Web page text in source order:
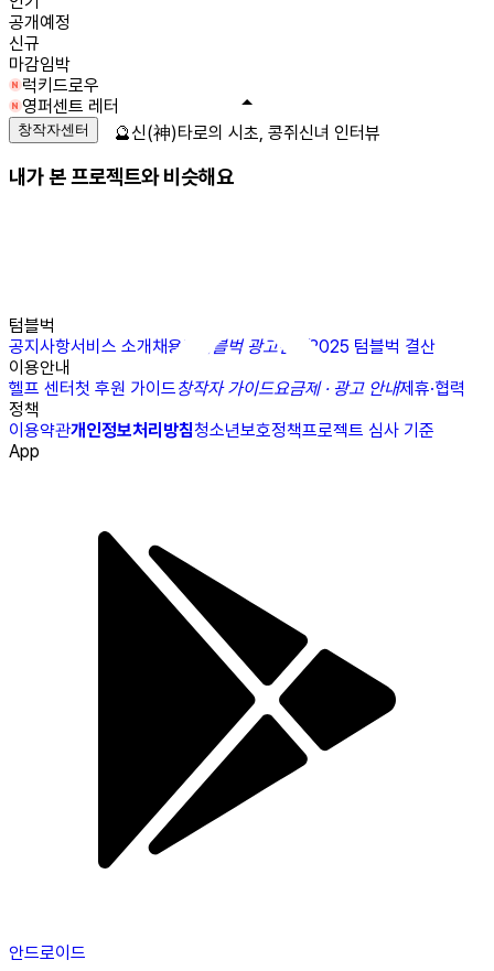
공개예정
신규
마감임박
럭키드로우
영퍼센트 레터
창작자센터
내가 본 프로젝트와 비슷해요
텀블벅
공지사항서비스 소개채용N 텀블벅 광고센터
2025 텀블벅 결산
이용안내
헬프 센터첫 후원 가이드창작자 가이드요금제 · 광고 안내제휴·협력
정책
이용약관개인정보처리방침청소년보호정책프로젝트 심사 기준
App
안드로이드
🔮신(神)타로의 시초, 콩쥐신녀 인터뷰